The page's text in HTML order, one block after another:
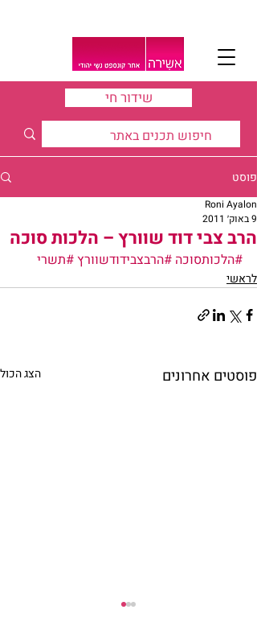
שידור חי
פוסט
הרב צבי דוד שוורץ – הלכות סוכה
Roni Ayalon
9 באוק׳ 2011
#הלכותסוכה #הרבצבידודשוורץ#תשרי
לראשי
פוסטים אחרונים הצג הכול